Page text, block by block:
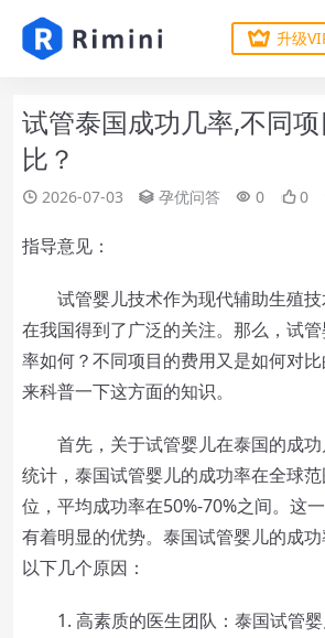
升级
试管泰国成功几率,不同
比？
2026-07-03 孕优问答 0 0
指导意见：
试管婴儿技术作为现代辅助生殖技
在我国得到了广泛的关注。那么，试
率如何？不同项目的费用又是如何对
来科普一下这方面的知识。
首先，关于试管婴儿在泰国的成功
统计，泰国试管婴儿的成功率在全球
位，平均成功率在50%-70%之间。这
有着明显的优势。泰国试管婴儿的成
以下几个原因：
1. 高素质的医生团队：泰国试管婴